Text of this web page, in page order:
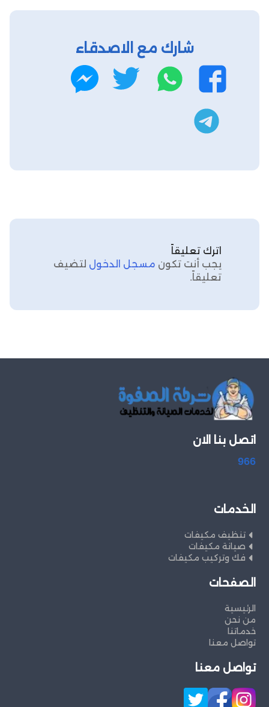
شارك مع الاصدقاء
فيسبوك واتساب تويتر
اترك تعليقاً
يجب أنت تكون مسجل الدخول لتضيف
تعليقاً.
اتصل بنا الان
966
الخدمات
تنظيف مكيفات
صيانة مكيفات
فك وتركيب مكيفات
الصفحات
الرئيسية
من نحن
خدماتنا
تواصل معنا
تواصل معنا